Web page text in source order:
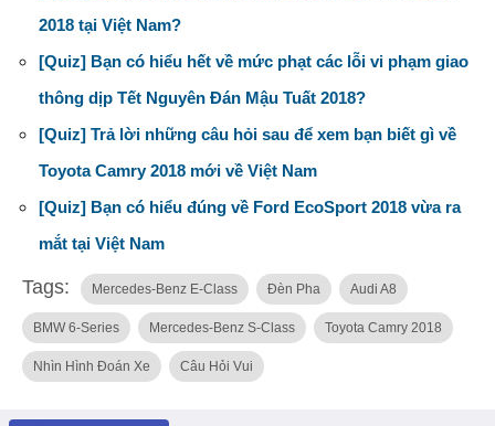
2018 tại Việt Nam?
[Quiz] Bạn có hiểu hết về mức phạt các lỗi vi phạm giao
thông dịp Tết Nguyên Đán Mậu Tuất 2018?
[Quiz] Trả lời những câu hỏi sau để xem bạn biết gì về
Toyota Camry 2018 mới về Việt Nam
[Quiz] Bạn có hiểu đúng về Ford EcoSport 2018 vừa ra
mắt tại Việt Nam
Tags: Mercedes-Benz E-Class Đèn Pha Audi A8
BMW 6-Series Mercedes-Benz S-Class Toyota Camry 2018
Nhìn Hình Đoán Xe Câu Hỏi Vui